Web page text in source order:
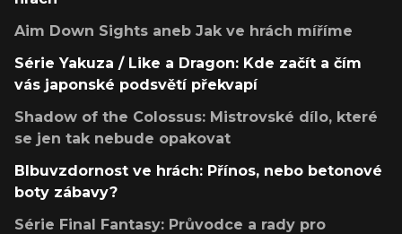
Aim Down Sights aneb Jak ve hrách míříme
Série Yakuza / Like a Dragon: Kde začít a čím
vás japonské podsvětí překvapí
Shadow of the Colossus: Mistrovské dílo, které
se jen tak nebude opakovat
Blbuvzdornost ve hrách: Přínos, nebo betonové
boty zábavy?
Série Final Fantasy: Průvodce a rady pro